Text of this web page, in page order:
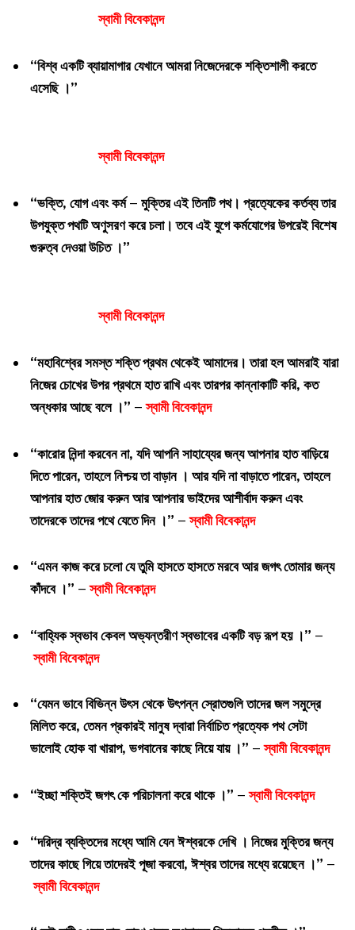
স্বামী বিবেকানন্দ
“বিশ্ব একটি ব্যায়ামাগার যেখানে আমরা নিজেদেরকে শক্তিশালী করতে
এসেছি ।”
স্বামী বিবেকানন্দ
“ভক্তি, যোগ এবং কর্ম – মুক্তির এই তিনটি পথ। প্রত‍্যেকের কর্তব্য তার
উপযুক্ত পথটি অণুসরণ করে চলা। তবে এই যুগে কর্মযোগের উপরেই বিশেষ
গুরুত্ব দেওয়া উচিত ।”
স্বামী বিবেকানন্দ
“মহাবিশ্বের সমস্ত শক্তি প্রথম থেকেই আমাদের। তারা হল আমরাই যারা
নিজের চোখের উপর প্রথমে হাত রাখি এবং তারপর কান্নাকাটি করি, কত
অন্ধকার আছে বলে ।” –স্বামী বিবেকানন্দ
“কারোর নিন্দা করবেন না, যদি আপনি সাহায্যের জন্য আপনার হাত বাড়িয়ে
দিতে পারেন, তাহলে নিশ্চয় তা বাড়ান । আর যদি না বাড়াতে পারেন, তাহলে
আপনার হাত জোর করুন আর আপনার ভাইদের আশীর্বাদ করুন এবং
তাদেরকে তাদের পথে যেতে দিন ।” –স্বামী বিবেকানন্দ
“এমন কাজ করে চলো যে তুমি হাসতে হাসতে মরবে আর জগৎ তোমার জন্য
কাঁদবে ।” –স্বামী বিবেকানন্দ
“বাহ্যিক স্বভাব কেবল অভ্যন্তরীণ স্বভাবের একটি বড় রূপ হয় ।” –
স্বামী বিবেকানন্দ
“যেমন ভাবে বিভিন্ন উৎস থেকে উৎপন্ন স্রোতগুলি তাদের জল সমুদ্রে
মিলিত করে, তেমন প্রকারই মানুষ দ্বারা নির্বাচিত প্রত্যেক পথ সেটা
ভালোই হোক বা খারাপ, ভগবানের কাছে নিয়ে যায় ।” –স্বামী বিবেকানন্দ
“ইচ্ছা শক্তিই জগৎ কে পরিচালনা করে থাকে ।” –স্বামী বিবেকানন্দ
“দরিদ্র ব্যক্তিদের মধ্যে আমি যেন ঈশ্বরকে দেখি । নিজের মুক্তির জন্য
তাদের কাছে গিয়ে তাদেরই পূজা করবো, ঈশ্বর তাদের মধ্যে রয়েছেন ।” –
স্বামী বিবেকানন্দ